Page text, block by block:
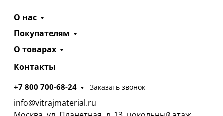
О нас
Покупателям
О товарах
Контакты
+7 800 700-68-24 Заказать звонок
info@vitrajmaterial.ru